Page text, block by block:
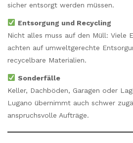
sicher entsorgt werden müssen.
Entsorgung und Recycling
Nicht alles muss auf den Müll: Viele
achten auf umweltgerechte
recycelbare Materialien.
Sonderfälle
Keller, Dachböden, Garagen oder
Lugano übernimmt auch schwer
anspruchsvolle Aufträge.